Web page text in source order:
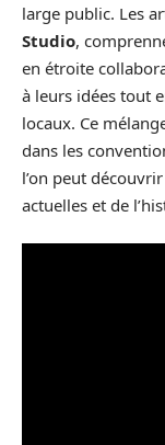
large public. Les
Studio,
en étroite
à leurs idées tout
locaux. Ce
dans les
l’on peut
actuelles et de